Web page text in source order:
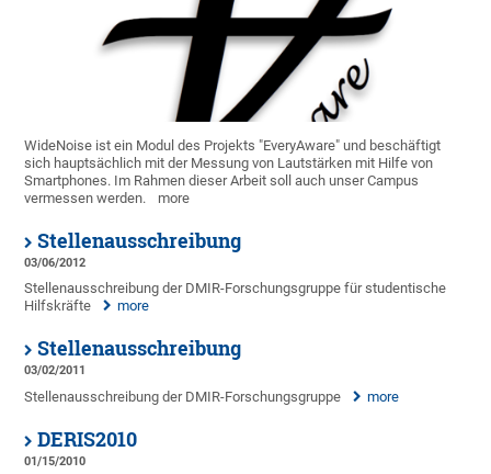
WideNoise ist ein Modul des Projekts "EveryAware" und beschäftigt
sich hauptsächlich mit der Messung von Lautstärken mit Hilfe von
Smartphones. Im Rahmen dieser Arbeit soll auch unser Campus
vermessen werden.
more
Stellenausschreibung
03/06/2012
Stellenausschreibung der DMIR-Forschungsgruppe für studentische
Hilfskräfte
more
Stellenausschreibung
03/02/2011
Stellenausschreibung der DMIR-Forschungsgruppe more
DERIS2010
01/15/2010